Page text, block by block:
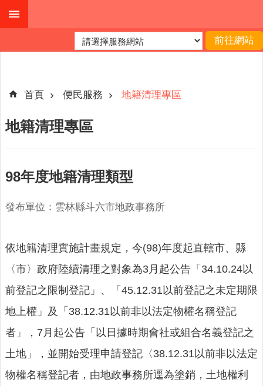
跳到主要內容區塊
階
公
布
於
我
查
詢
系
統
便
民
務
資
首頁 便民服務 地籍清理專區
地籍清理專區
98年度地籍清理類型
發布單位：雲林縣斗六市地政事務所
依地籍清理實施計畫規定，今(98)年度起直轄市、縣
〈市〉政府陸續清理之對象為3月起公告「34.10.24以
前登記之限制登記」、「45.12.31以前登記之未定期限
地上權」及「38.12.31以前非以法定物權名稱登記
者」，7月起公告「以日據時期會社或組合名義登記之
土地」，並開始受理申請登記〈38.12.31以前非以法定
物權名稱登記者，由地政事務所逕為塗銷，土地權利